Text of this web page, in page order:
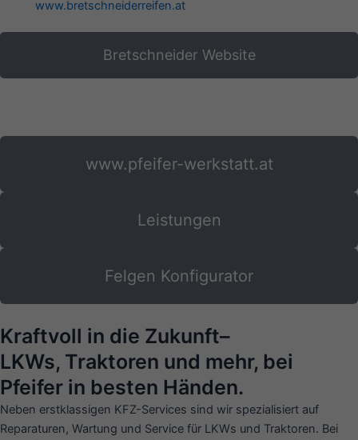
www.bretschneiderreifen.at
Bretschneider Website
www.pfeifer-werkstatt.at
Leistungen
Felgen Konfigurator
Kraftvoll in die Zukunft–
LKWs, Traktoren und mehr, bei
Pfeifer in besten Händen.
Neben erstklassigen KFZ-Services sind wir spezialisiert auf
Reparaturen, Wartung und Service für LKWs und Traktoren. Bei